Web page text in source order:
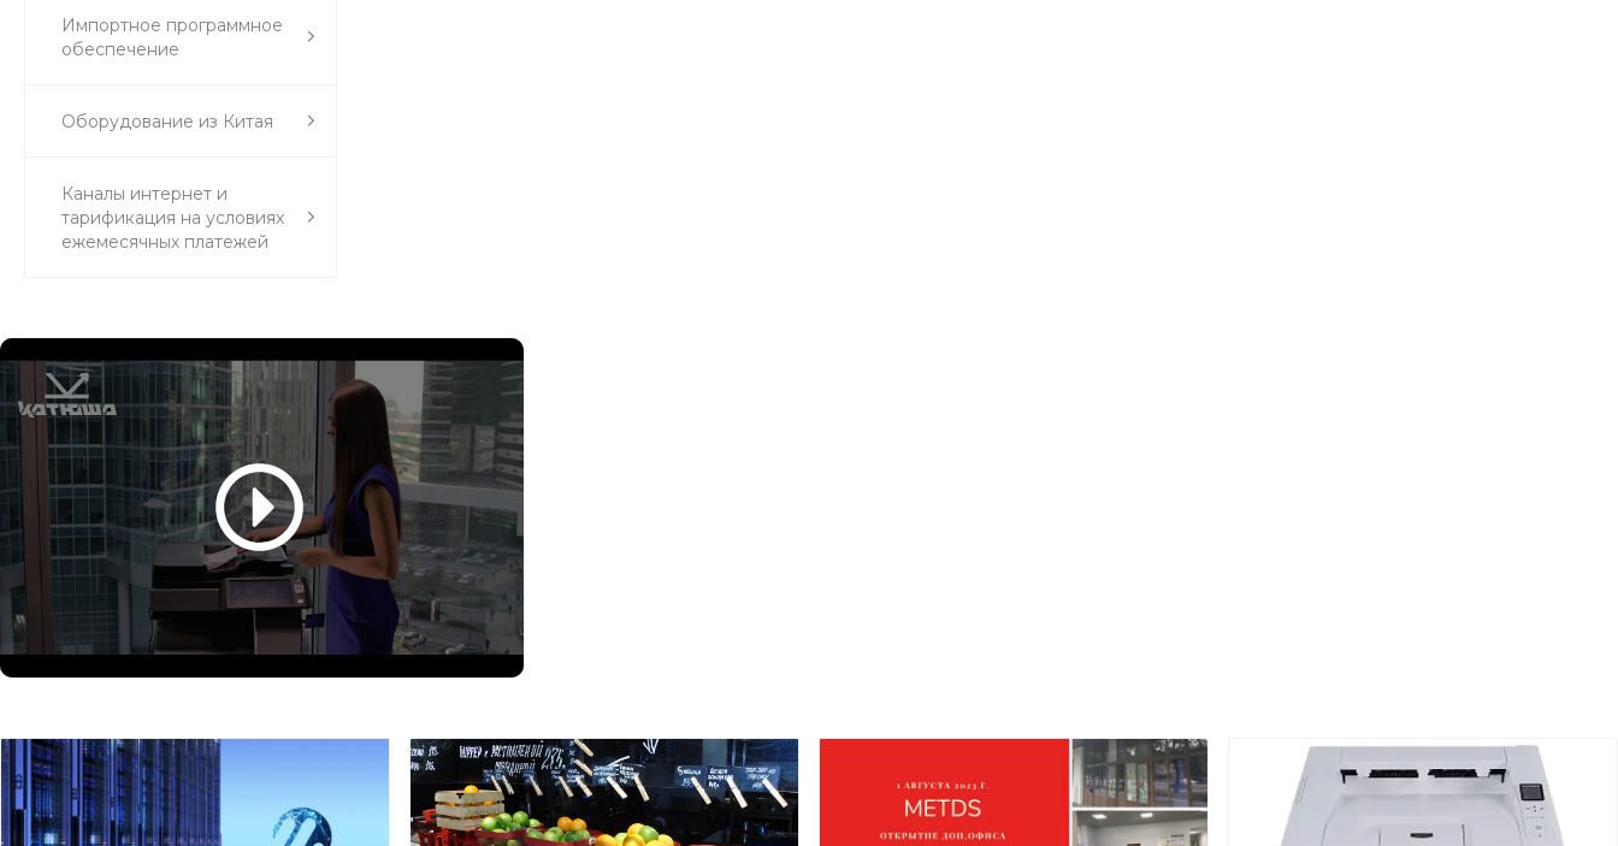
Импортное программное
обеспечение
Оборудование из Китая
Каналы интернет и
тарификация на условиях
ежемесячных платежей